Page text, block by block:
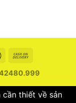
thiết về sản